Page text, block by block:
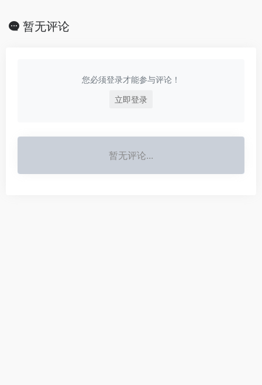
暂无评论
您必须登录才能参与评论！
立即登录
暂无评论...